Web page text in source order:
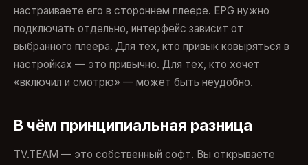
настраиваете его в стороннем плеере. EPG нужно
подключать отдельно, интерфейс зависит от
выбранного плеера. Для тех, кто привык ковыряться в
настройках — это привычно. Для тех, кто хочет
«включил и смотрю» — может быть неудобно.
В чём принципиальная разница
TV.TEAM — это собственный софт. Вы открываете